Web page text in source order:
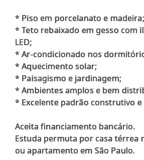
* Piso em porcelanato e madeira;
* Teto rebaixado em gesso com
LED;
* Ar-condicionado nos
* Aquecimento solar;
* Paisagismo e jardinagem;
* Ambientes amplos e bem
* Excelente padrão construtivo
Aceita financiamento bancário.
Estuda permuta por casa térrea
ou apartamento em São Paulo.